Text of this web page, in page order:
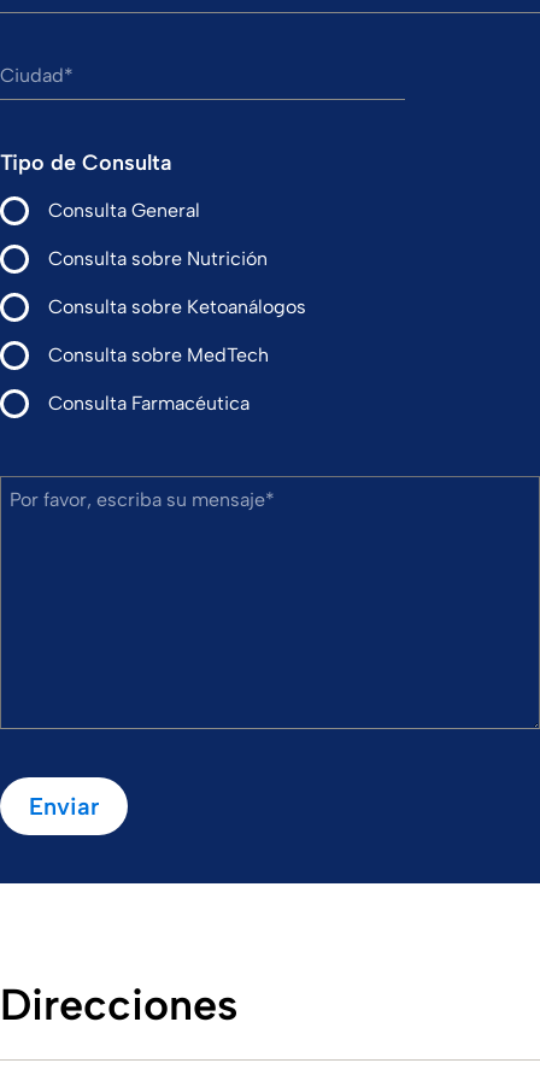
Ciudad
Tipo de Consulta
Consulta General
Consulta sobre Nutrición
Consulta sobre Ketoanálogos
Consulta sobre MedTech
Consulta Farmacéutica
Por favor, escriba su mensaje
Enviar
Direcciones